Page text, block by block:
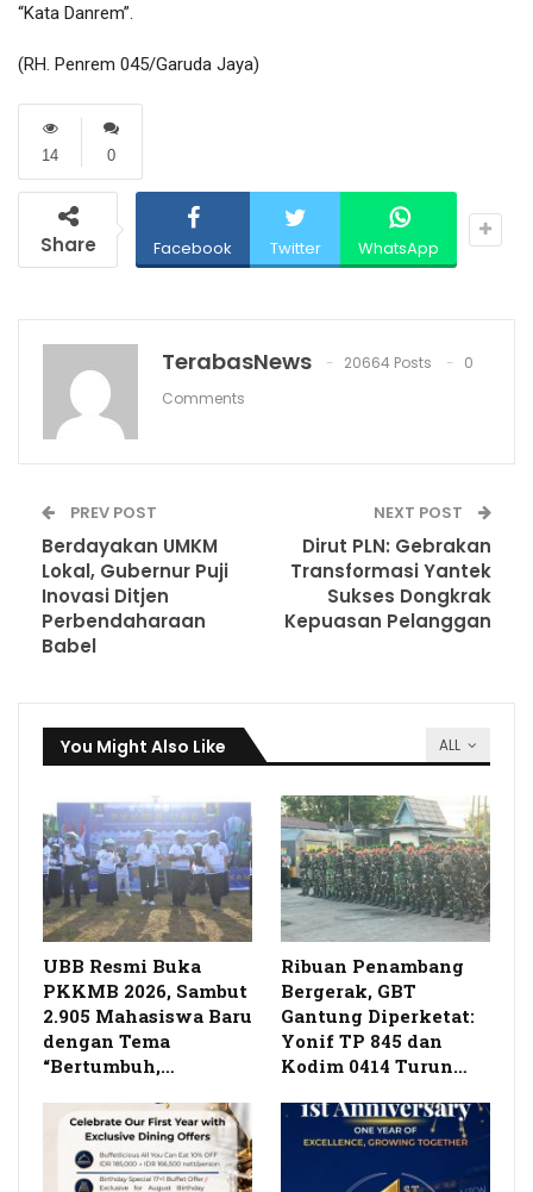
“Kata Danrem”.
(RH. Penrem 045/Garuda Jaya)
0
14
Share Facebook Twitter WhatsApp
TerabasNews 20664 Posts
0
Comments
PREV POST
Berdayakan UMKM
Lokal, Gubernur Puji
Inovasi Ditjen
Perbendaharaan
Babel
NEXT POST
Dirut PLN: Gebrakan
Transformasi Yantek
Sukses Dongkrak
Kepuasan Pelanggan
ALL
You Might Also Like
UBB Resmi Buka
PKKMB 2026, Sambut
2.905 Mahasiswa Baru
dengan Tema
“Bertumbuh,…
Ribuan Penambang
Bergerak, GBT
Gantung Diperketat:
Yonif TP 845 dan
Kodim 0414 Turun…